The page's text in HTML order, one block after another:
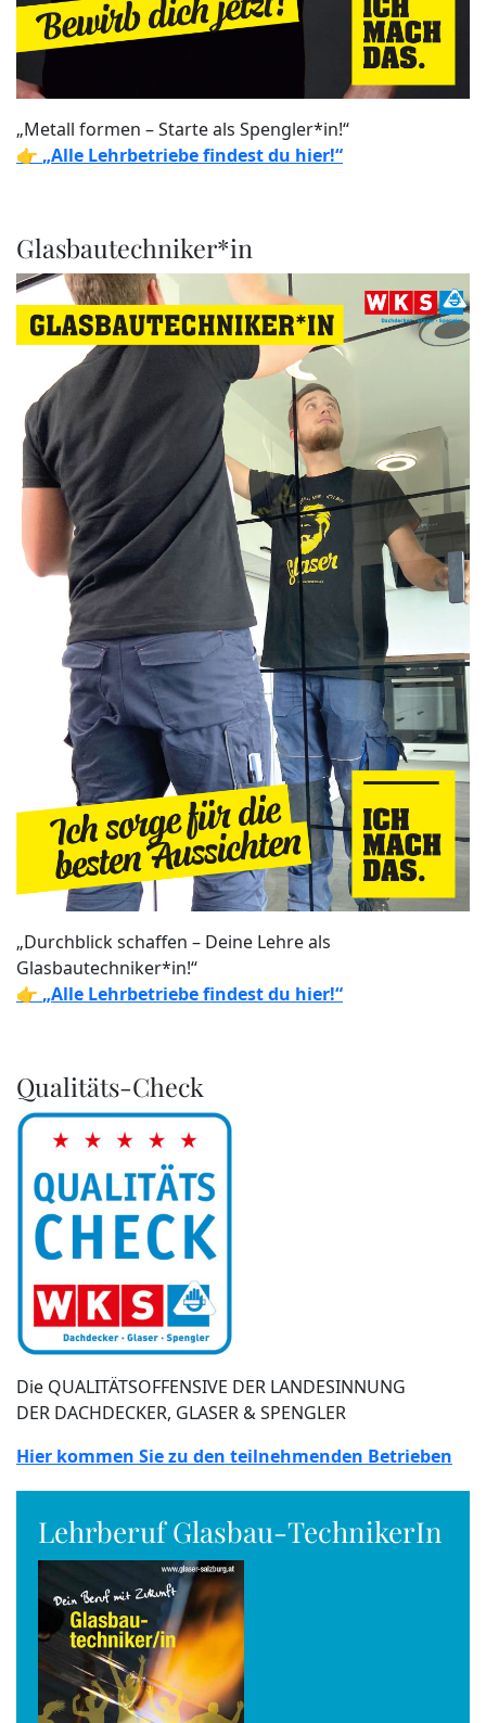
„Metall formen – Starte als Spengler*in!“
👉 „Alle Lehrbetriebe findest du hier!“
Glasbautechniker*in
„Durchblick schaffen – Deine Lehre als
Glasbautechniker*in!“
👉 „Alle Lehrbetriebe findest du hier!“
Qualitäts-Check
Die QUALITÄTSOFFENSIVE DER LANDESINNUNG
DER DACHDECKER, GLASER & SPENGLER
Hier kommen Sie zu den teilnehmenden Betrieben
Lehrberuf Glasbau-TechnikerIn